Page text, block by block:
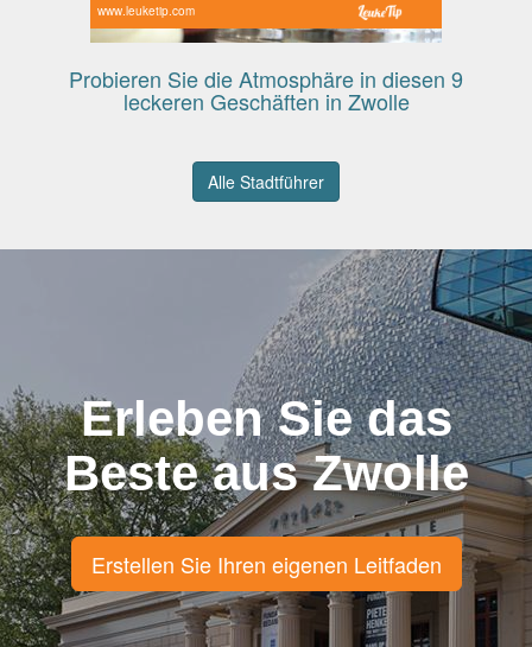
www.leuketip.com
Probieren Sie die Atmosphäre in diesen 9
leckeren Geschäften in Zwolle
Alle Stadtführer
Erleben Sie das
Beste aus Zwolle
Erstellen Sie Ihren eigenen Leitfaden